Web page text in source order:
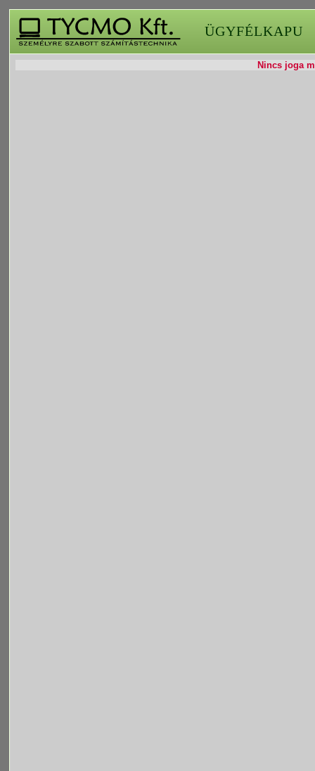
ÜGYFÉLKAPU
Nincs joga